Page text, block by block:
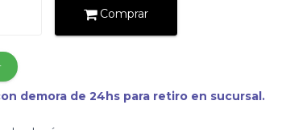
Comprar
demora de 24hs para retiro en sucursal.